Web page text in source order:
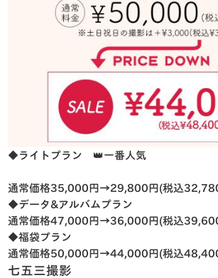
◆ライトプラン 👑一番人気
通常価格35,000円→29,800円(税込
◆データ&アルバムプラン
通常価格47,000円→36,000円(税込
◆福袋プラン
通常価格50,000円→44,000円(税込
七五三撮影